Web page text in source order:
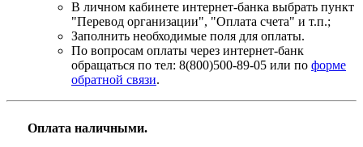
В личном кабинете интернет-банка выбрать пункт
"Перевод организации", "Оплата счета" и т.п.;
Заполнить необходимые поля для оплаты.
По вопросам оплаты через интернет-банк
обращаться по тел: 8(800)500-89-05 или по форме
обратной связи.
Оплата наличными.